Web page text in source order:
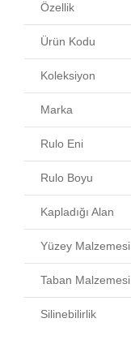
Özellik
Ürün Kodu
Koleksiyon
Marka
Rulo Eni
Rulo Boyu
Kapladığı Alan
Yüzey Malzemesi
Taban Malzemesi
Silinebilirlik